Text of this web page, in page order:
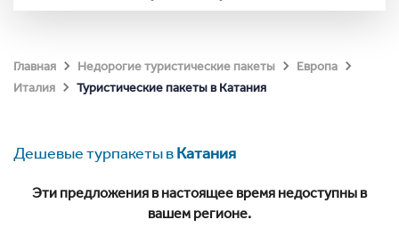
Главная Недорогие туристические пакеты
Европа
Италия
Туристические пакеты в Катания
Дешевые турпакеты вКатания
Эти предложения в настоящее время недоступны в
вашем регионе.